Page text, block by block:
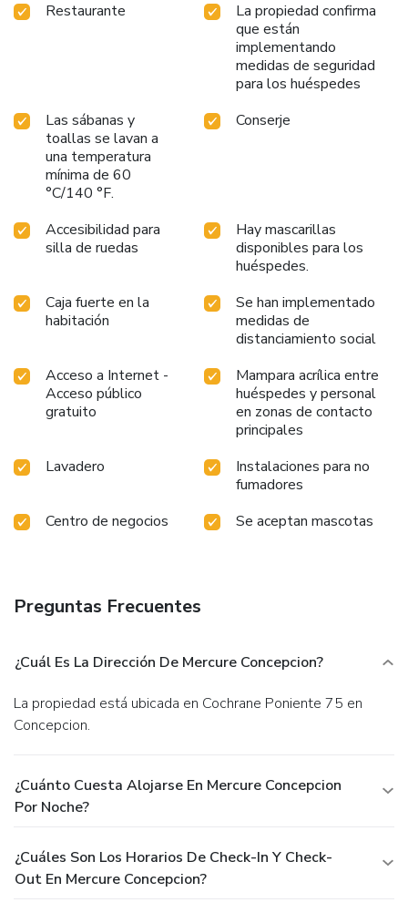
Restaurante
La propiedad confirma
que están
implementando
medidas de seguridad
para los huéspedes
Las sábanas y
toallas se lavan a
una temperatura
mínima de 60
°C/140 °F.
Conserje
Accesibilidad para
silla de ruedas
Hay mascarillas
disponibles para los
huéspedes.
Caja fuerte en la
habitación
Se han implementado
medidas de
distanciamiento social
Acceso a Internet -
Acceso público
gratuito
Mampara acrílica entre
huéspedes y personal
en zonas de contacto
principales
Lavadero
Instalaciones para no
fumadores
Centro de negocios
Se aceptan mascotas
Preguntas Frecuentes
¿Cuál Es La Dirección De Mercure Concepcion?
La propiedad está ubicada en Cochrane Poniente 75 en
Concepcion.
¿Cuánto Cuesta Alojarse En Mercure Concepcion
Por Noche?
¿Cuáles Son Los Horarios De Check-In Y Check-
Out En Mercure Concepcion?